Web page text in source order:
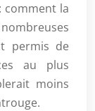
comment la
permis de
au plus
moins